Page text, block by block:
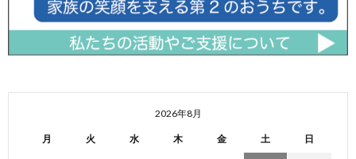
2026年8月
月 火 水 木 金 土 日